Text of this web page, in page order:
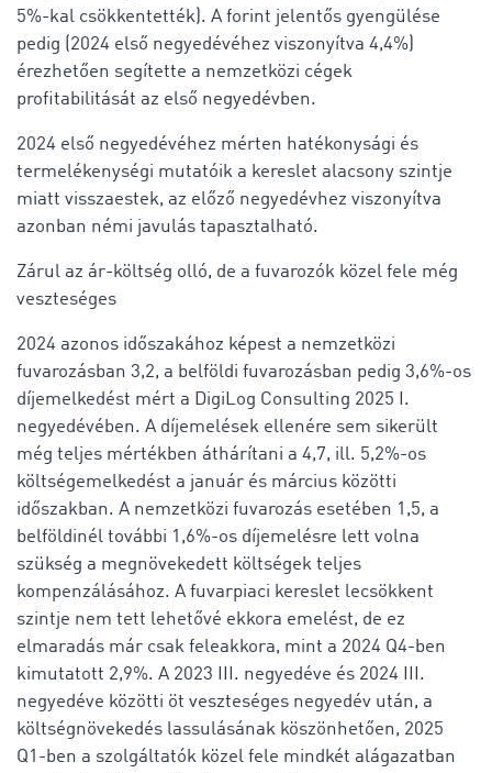
5%-kal csökkentették). A forint jelentős gyengülése
pedig (2024 első negyedévéhez viszonyítva 4,4%)
érezhetően segítette a nemzetközi cégek
profitabilitását az első negyedévben.
2024 első negyedévéhez mérten hatékonysági és
termelékenységi mutatóik a kereslet alacsony szintje
miatt visszaestek, az előző negyedévhez viszonyítva
azonban némi javulás tapasztalható.
Zárul az ár-költség olló, de a fuvarozók közel fele még
veszteséges
2024 azonos időszakához képest a nemzetközi
fuvarozásban 3,2, a belföldi fuvarozásban pedig 3,6%-os
díjemelkedést mért a DigiLog Consulting 2025 I.
negyedévében. A díjemelések ellenére sem sikerült
még teljes mértékben áthárítani a 4,7, ill. 5,2%-os
költségemelkedést a január és március közötti
időszakban. A nemzetközi fuvarozás esetében 1,5, a
belföldinél további 1,6%-os díjemelésre lett volna
szükség a megnövekedett költségek teljes
kompenzálásához. A fuvarpiaci kereslet lecsökkent
szintje nem tett lehetővé ekkora emelést, de ez
elmaradás már csak feleakkora, mint a 2024 Q4-ben
kimutatott 2,9%. A 2023 III. negyedéve és 2024 III.
negyedéve közötti öt veszteséges negyedév után, a
költségnövekedés lassulásának köszönhetően, 2025
Q1-ben a szolgáltatók közel fele mindkét alágazatban